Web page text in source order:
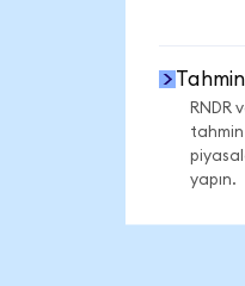
RNDR
tahmin
yapın.